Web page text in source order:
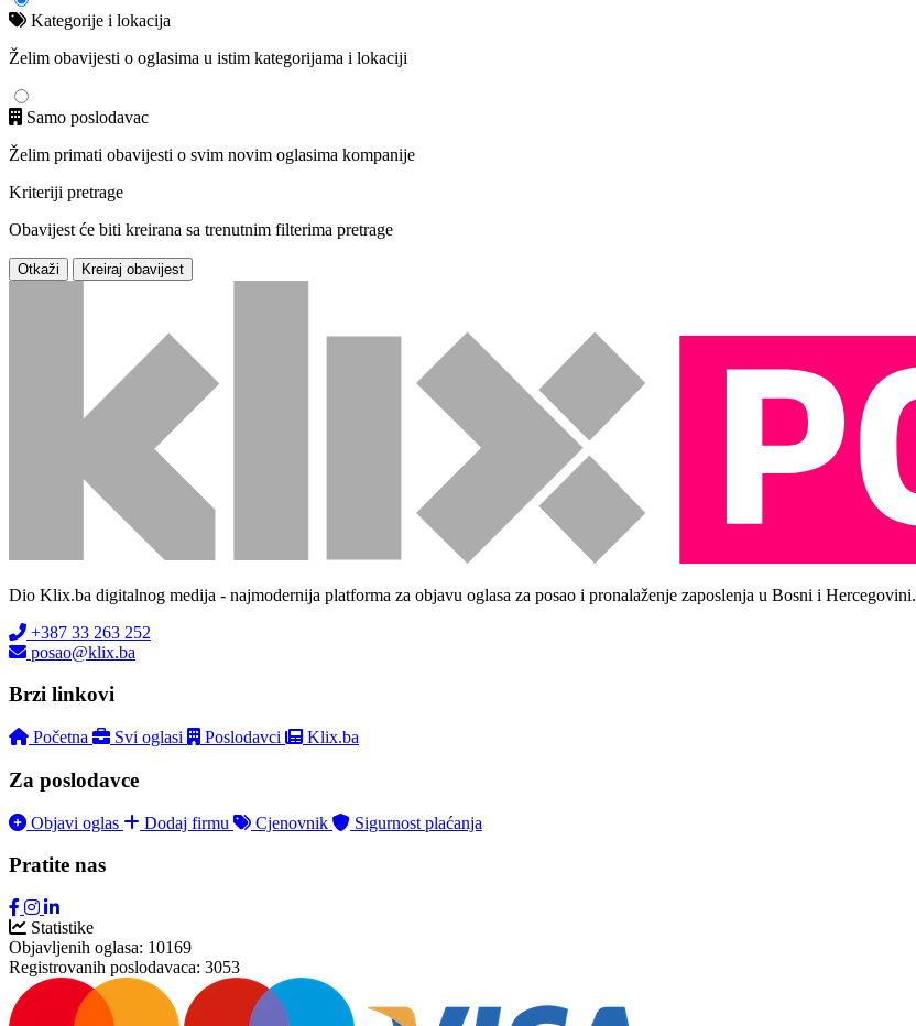
Kategorije i lokacija
Želim obavijesti o oglasima u istim kategorijama i lokaciji
Samo poslodavac
Želim primati obavijesti o svim novim oglasima kompanije
Kriteriji pretrage
Obavijest će biti kreirana sa trenutnim filterima pretrage
Otkaži Kreiraj obavijest
Dio Klix.ba digitalnog medija - najmodernija platforma za objavu oglasa za posao i pronalaženje zaposlenja u Bosni i Hercegovini.
+387 33 263 252
posao@klix.ba
Brzi linkovi
Početna Svi oglasi Poslodavci Klix.ba
Za poslodavce
Objavi oglas Dodaj firmu Cjenovnik Sigurnost plaćanja
Pratite nas
Statistike
Objavljenih oglasa: 10169
Registrovanih poslodavaca: 3053